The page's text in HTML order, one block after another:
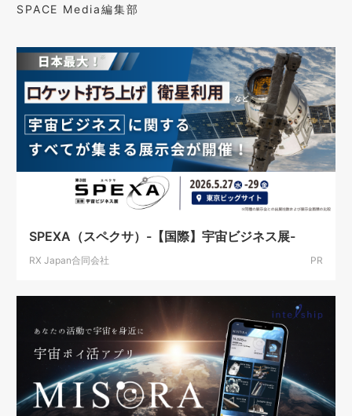
SPACE Media編集部
SPEXA（スペクサ）-【国際】宇宙ビジネス展-
RX Japan合同会社 PR